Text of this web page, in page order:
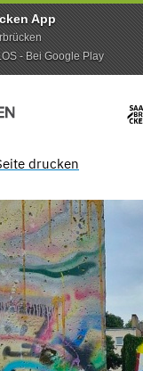
App
- Bei Google Play
drucken